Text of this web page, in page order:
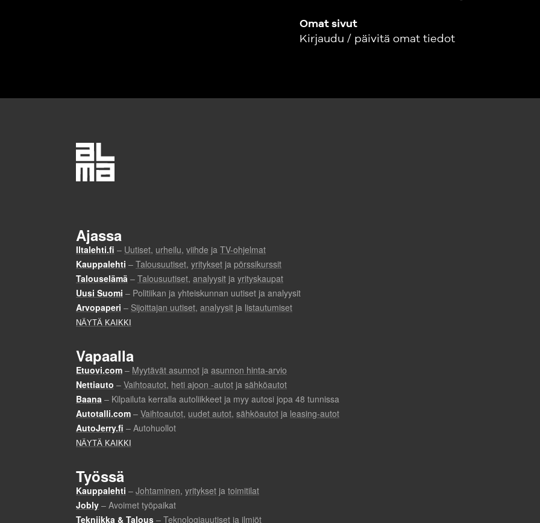
Omat sivut
Kirjaudu / päivitä omat tiedot